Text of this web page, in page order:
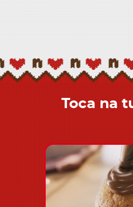
Toca na